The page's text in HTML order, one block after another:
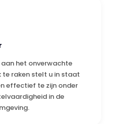
het onverwachte
te raken stelt u in staat
effectief te zijn onder
in de